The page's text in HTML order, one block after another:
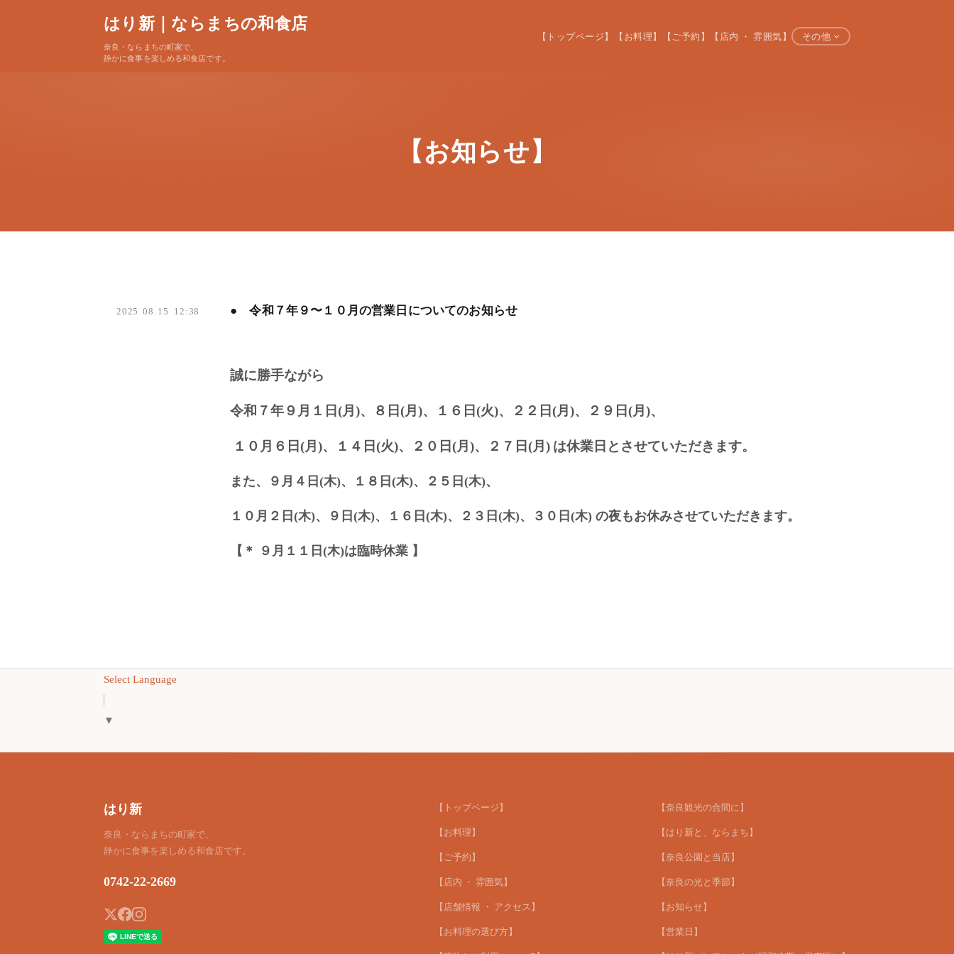
はり新｜ならまちの和食店
奈良・ならまちの町家で、
静かに食事を楽しめる和食店です。
【トップページ】 【お料理】 【ご予約】 【店内 ・ 雰囲気】 その他
【お知らせ】
2025 . 08 . 15 12:38 ● 令和７年９〜１０月の営業日についてのお知らせ
誠に勝手ながら
令和７年９月１日(月)、８日(月)、１６日(火)、２２ 日(月)、２９日(月)、
１０月６日(月)、１４日(火)、２０ 日(月)、２７日(月) は休業日とさせていただきます。
また、９ 月４日(木)、１８日(木)、２５ 日(木)、
１０月２日(木)、９日(木)、１６日(木)、２３日(木)、３０日(木) の夜もお休みさせていただきます。
【＊ ９月１１日(木)は臨時休業 】
Select Language
▼
はり新
奈良・ならまちの町家で、
静かに食事を楽しめる和食店です。
0742-22-2669
【トップページ】
【お料理】
【ご予約】
【店内 ・ 雰囲気】
【店舗情報 ・ アクセス】
【お料理の選び方】
【奈良観光の合間に】
【はり新と、ならまち】
【奈良公園と当店】
【奈良の光と季節】
【お知らせ】
【営業日】